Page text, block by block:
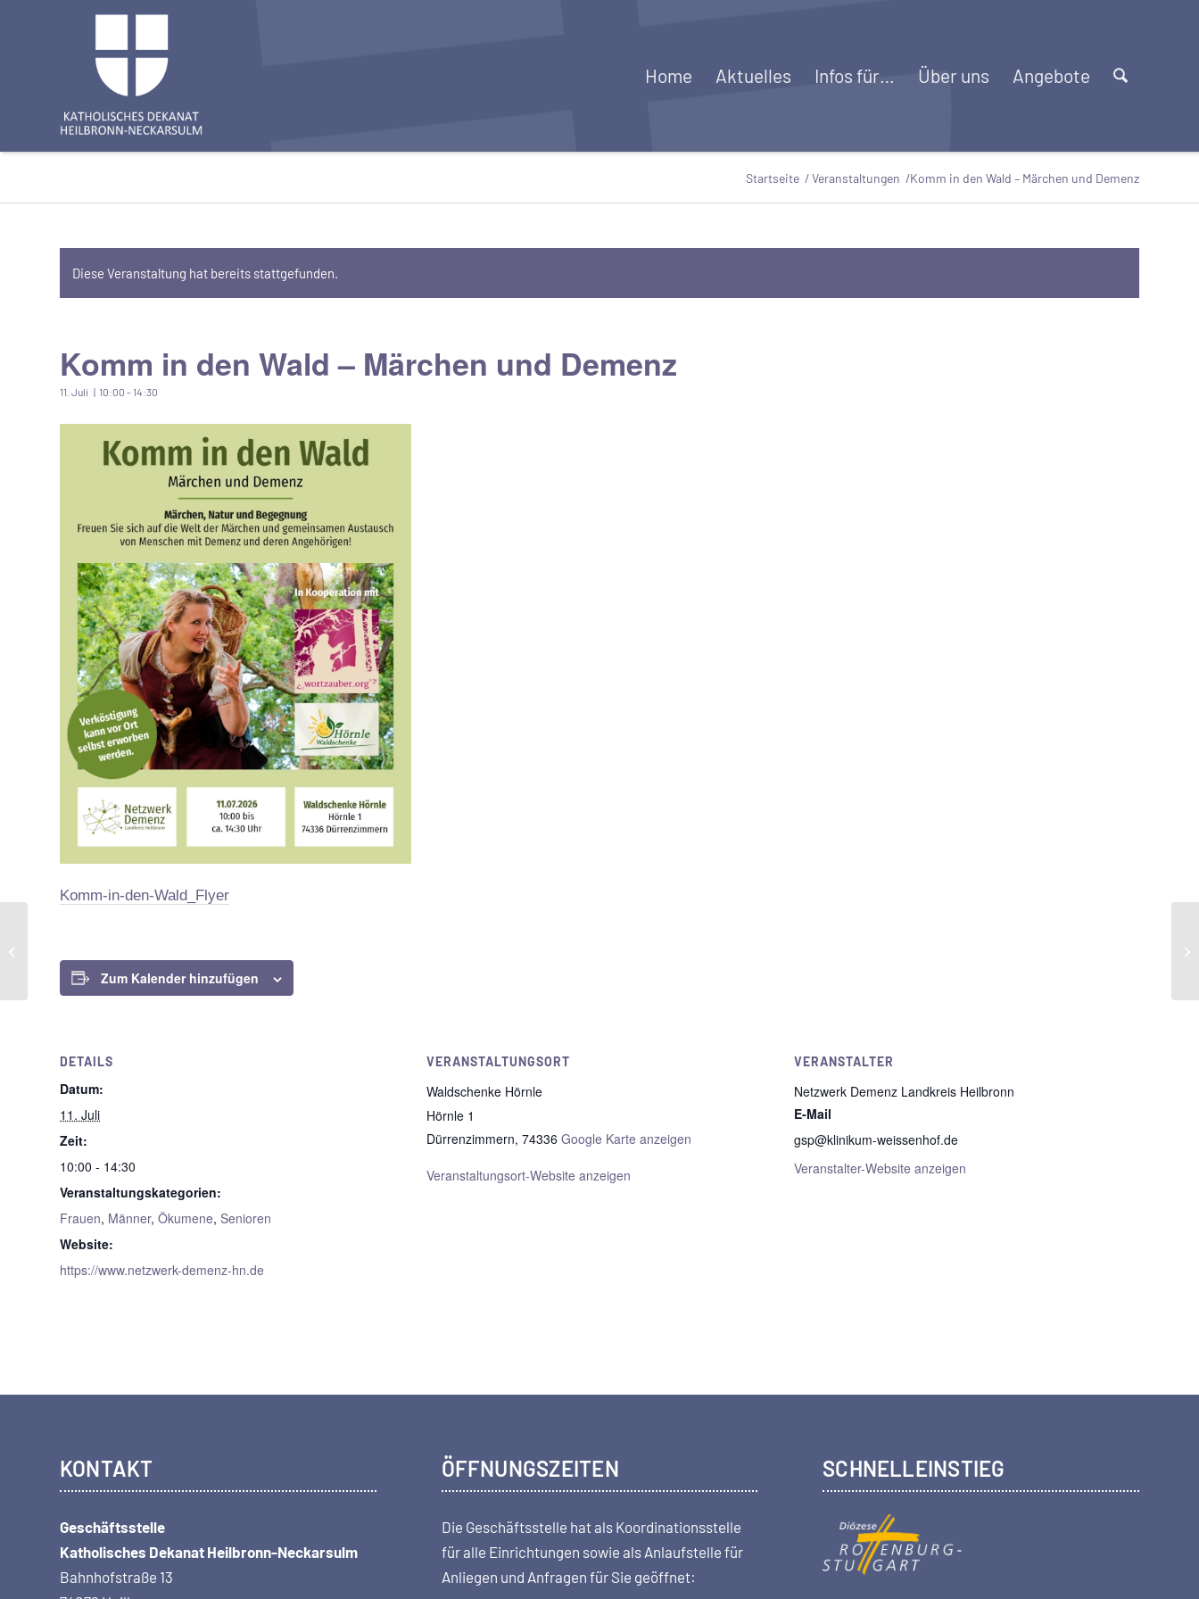
Home Aktuelles Infos für… Über uns Angebote
Startseite /Veranstaltungen /Komm in den Wald – Märchen und Demenz
Diese Veranstaltung hat bereits stattgefunden.
Komm in den Wald – Märchen und Demenz
11. Juli | 10:00 - 14:30
Komm-in-den-Wald_Flyer
Zum Kalender hinzufügen
DETAILS
Datum:
11. Juli
Zeit:
10:00 - 14:30
Veranstaltungskategorien:
Frauen, Männer, Ökumene, Senioren
Website:
https://www.netzwerk-demenz-hn.de
VERANSTALTUNGSORT
Waldschenke Hörnle
Hörnle 1
Dürrenzimmern, 74336 Google Karte anzeigen
Veranstaltungsort-Website anzeigen
VERANSTALTER
Netzwerk Demenz Landkreis Heilbronn
E-Mail
gsp@klinikum-weissenhof.de
Veranstalter-Website anzeigen
KONTAKT
Geschäftsstelle
Katholisches Dekanat Heilbronn-Neckarsulm
Bahnhofstraße 13
ÖFFNUNGSZEITEN
Die Geschäftsstelle hat als Koordi­nations­stelle
für alle Einrichtungen sowie als Anlaufstelle für
Anliegen und Anfragen für Sie geöffnet:
SCHNELLEINSTIEG
Jubiläumsjahr 850-
Jahre Kochertürn